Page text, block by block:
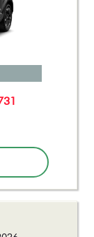
FLEX 2026